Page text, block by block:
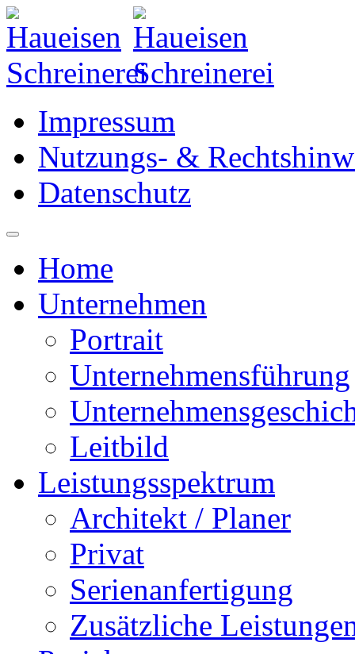
Impressum
Nutzungs- &
Datenschutz
Home
Unternehmen
Portrait
Unternehmensführung
Leitbild
Leistungsspektrum
Architekt / Planer
Privat
Serienanfertigung
Zusätzliche